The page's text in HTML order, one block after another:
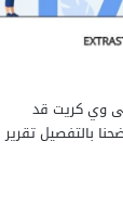
وي كريت قد
بالتفصيل تقرير